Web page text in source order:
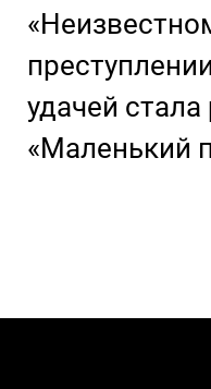
удачей
«Маленький